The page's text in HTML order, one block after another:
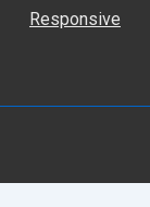
Responsive